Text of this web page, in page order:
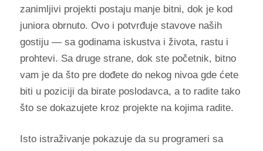
zanimljivi projekti postaju manje bitni, dok je kod
juniora obrnuto. Ovo i potvrđuje stavove naših
gostiju — sa godinama iskustva i života, rastu i
prohtevi. Sa druge strane, dok ste početnik, bitno
vam je da što pre dođete do nekog nivoa gde ćete
biti u poziciji da birate poslodavca, a to radite tako
što se dokazujete kroz projekte na kojima radite.
Isto istraživanje pokazuje da su programeri sa